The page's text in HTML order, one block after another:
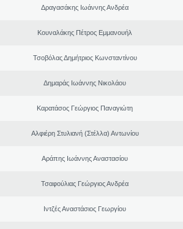
Δραγασάκης Ιωάννης Ανδρέα
Κουναλάκης Πέτρος Εμμανουήλ
Τσοβόλας Δημήτριος Κωνσταντίνου
Δημαράς Ιωάννης Νικολάου
Καρατάσος Γεώργιος Παναγιώτη
Αλφιέρη Στυλιανή (Στέλλα) Αντωνίου
Αράπης Ιωάννης Αναστασίου
Τσαφούλιας Γεώργιος Ανδρέα
Ιντζές Αναστάσιος Γεωργίου